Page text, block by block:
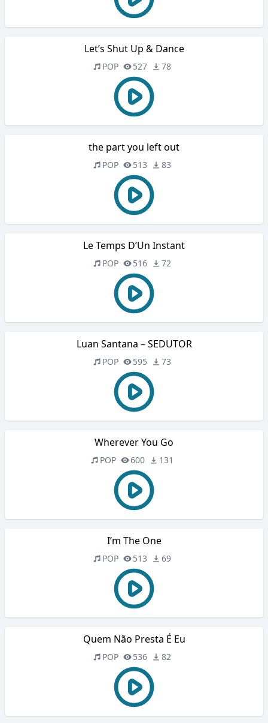
Let’s Shut Up & Dance
POP 527 78
the part you left out
POP 513 83
Le Temps D’Un Instant
POP 516 72
Luan Santana – SEDUTOR
POP 595 73
Wherever You Go
POP 600 131
I’m The One
POP 513 69
Quem Não Presta É Eu
POP 536 82